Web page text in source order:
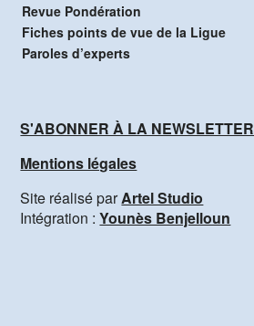
Revue Pondération
Fiches points de vue de la Ligue
Paroles d’experts
S'ABONNER À LA NEWSLETTER
Mentions légales
Site réalisé parArtel Studio
Intégration :Younès Benjelloun